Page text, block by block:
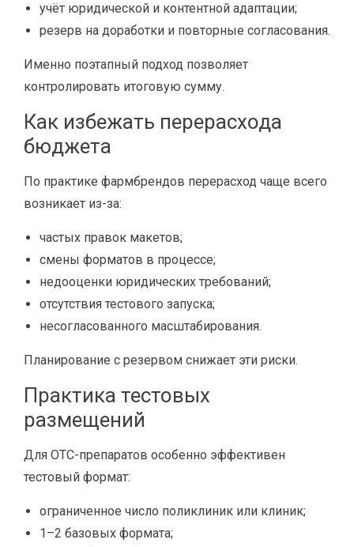
учёт юридической и контентной адаптации;
резерв на доработки и повторные согласования.
Именно поэтапный подход позволяет
контролировать итоговую сумму.
Как избежать перерасхода
бюджета
По практике фармбрендов перерасход чаще всего
возникает из-за:
частых правок макетов;
смены форматов в процессе;
недооценки юридических требований;
отсутствия тестового запуска;
несогласованного масштабирования.
Планирование с резервом снижает эти риски.
Практика тестовых
размещений
Для OTC-препаратов особенно эффективен
тестовый формат:
ограниченное число поликлиник или клиник;
1–2 базовых формата;